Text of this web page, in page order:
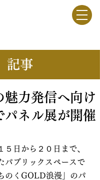
​記事
魅力発信へ向け
パネル展が開催
５日から２０日まで、
パブリックスペースで
のくGOLD浪漫」のパ